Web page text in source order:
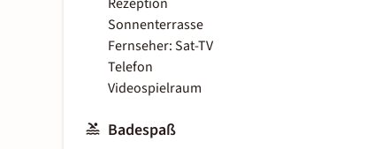
Sonnenterrasse
Fernseher: Sat-TV
Telefon
Videospielraum
Badespaß